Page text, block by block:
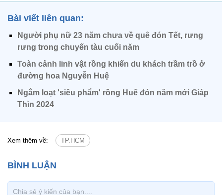
Bài viết liên quan:
Người phụ nữ 23 năm chưa về quê đón Tết, rưng
rưng trong chuyến tàu cuối năm
Toàn cảnh linh vật rồng khiến du khách trầm trồ ở
đường hoa Nguyễn Huệ
Ngắm loạt 'siêu phẩm' rồng Huế đón năm mới Giáp
Thìn 2024
Xem thêm về: TP.HCM